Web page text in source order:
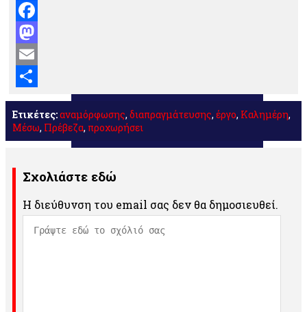
Facebook
Mastodon
Email
Μοιραστείτε
Ετικέτες:αναμόρφωσης, διαπραγμάτευσης, έργο, Καλημέρη,
Μέσω, Πρέβεζα, προχωρήσει
Σχολιάστε εδώ
Η διεύθυνση του email σας δεν θα δημοσιευθεί.